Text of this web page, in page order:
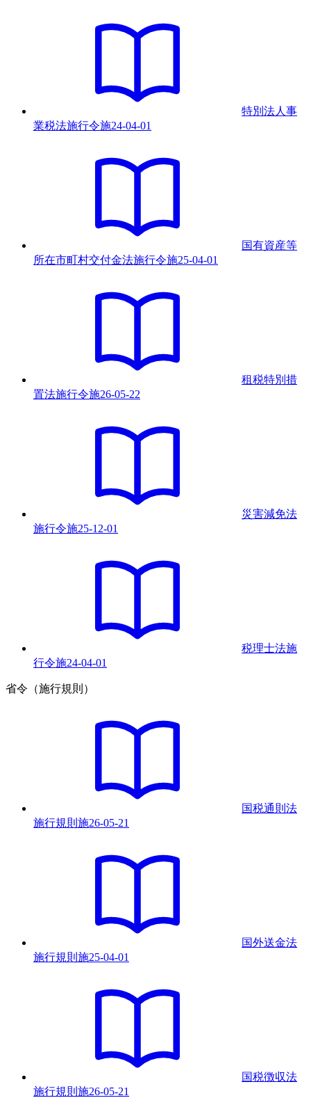
特別法人事
業税法施行令施24-04-01
国有資産等
所在市町村交付金法施行令施25-04-01
租税特別措
置法施行令施26-05-22
災害減免法
施行令施25-12-01
税理士法施
行令施24-04-01
省令（施行規則）
国税通則法
施行規則 施26-05-21
国外送金法
施行規則 施25-04-01
国税徴収法
施行規則 施26-05-21